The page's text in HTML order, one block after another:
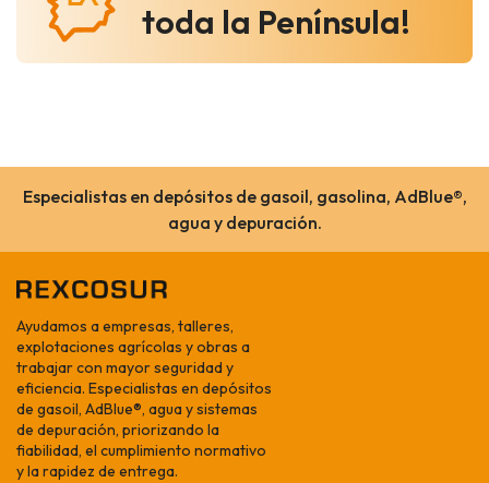
toda la Península!
Especialistas en depósitos de gasoil, gasolina, AdBlue®,
agua y depuración.
Ayudamos a empresas, talleres,
explotaciones agrícolas y obras a
trabajar con mayor seguridad y
eficiencia. Especialistas en depósitos
de gasoil, AdBlue®, agua y sistemas
de depuración, priorizando la
fiabilidad, el cumplimiento normativo
y la rapidez de entrega.